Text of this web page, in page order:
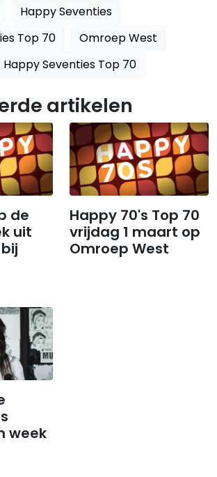
Happy Seventies
Top 70
Omroep West
Seventies Top 70
artikelen
de
uit
Happy 70's Top 70
vrijdag 1 maart op
Omroep West
week